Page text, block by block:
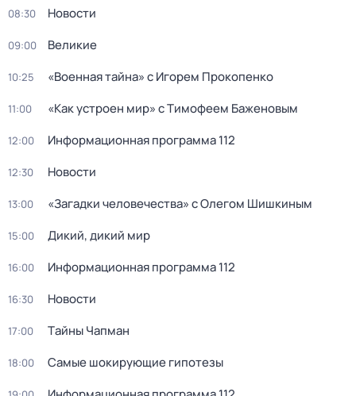
08:30 Новости
09:00 Великие
10:25 «Военная тайна» с Игорем Прокопенко
11:00 «Как устроен мир» с Тимофеем Баженовым
12:00 Информационная программа 112
12:30 Новости
13:00 «Загадки человечества» с Олегом Шишкиным
15:00 Дикий, дикий мир
16:00 Информационная программа 112
16:30 Новости
17:00 Тaйны Чапман
18:00 Самые шoкиpующие гипотезы